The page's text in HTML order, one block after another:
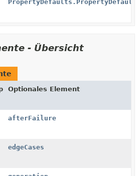
- Übersicht
Optionales Element
afterFailure
edgeCases